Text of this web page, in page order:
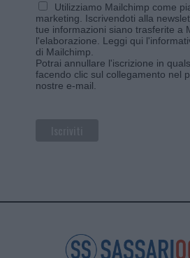
Utilizziamo Mailchimp come
marketing. Iscrivendoti alla
tue informazioni siano trasferite a
l'elaborazione. Leggi qui
di Mailchimp
Potrai annullare l'iscrizione in
facendo clic sul collegamento nel
nostre e-mail.